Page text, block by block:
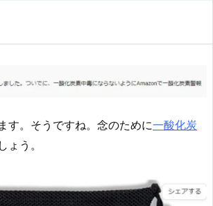
す。そうですね。念のために一酸化炭
ょう。